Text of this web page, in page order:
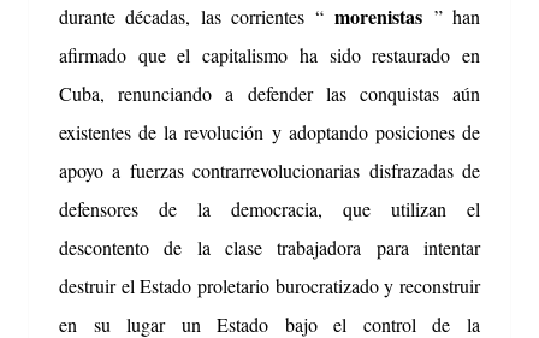
durante décadas, las corrientes “morenistas ” han
afirmado que el capitalismo ha sido restaurado en
Cuba, renunciando a defender las conquistas aún
existentes de la revolución y adoptando posiciones de
apoyo a fuerzas contrarrevolucionarias disfrazadas de
defensores de la democracia, que utilizan el
descontento de la clase trabajadora para intentar
destruir el Estado proletario burocratizado y reconstruir
en su lugar un Estado bajo el control de la